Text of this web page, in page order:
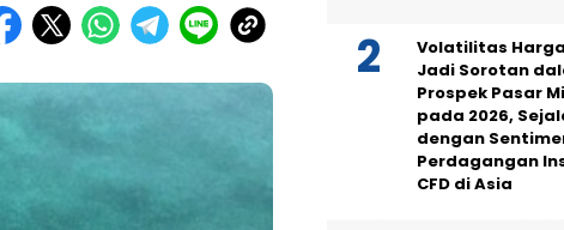
Volatilitas
Jadi Sorotan
Prospek Pasar
pada 2026,
dengan
Perdagangan
CFD di Asia